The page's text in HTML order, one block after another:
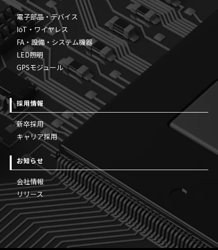
電子部品・デバイス
IoT・ワイヤレス
FA・設備・システム機器
LED照明
GPSモジュール
採用情報
新卒採用
キャリア採用
お知らせ
会社情報
リリース